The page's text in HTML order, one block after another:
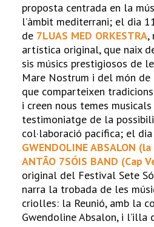
proposta centrada en la
l’àmbit mediterrani; el dia
de 7LUAS MED ORKESTRA,
artística original, que naix
sis músics prestigiosos de
Mare Nostrum i del món
que comparteixen
i creen nous temes
testimoniatge de la
col·laboració pacífica; el
GWENDOLINE ABSALON
ANTÃO 7SÓIS BAND (Cap
original del Festival Sete
narra la trobada de les
criolles: la Reunió, amb la
Gwendoline Absalon, i l’illa